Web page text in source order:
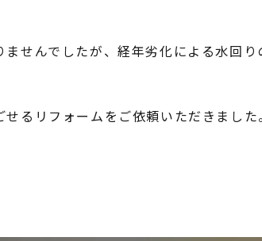
せんでしたが、経年劣化による水回
るリフォームをご依頼いただきました